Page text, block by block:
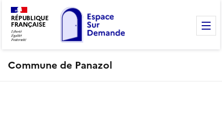
RÉPUBLIQUE
FRANÇAISE
Commune de Panazol